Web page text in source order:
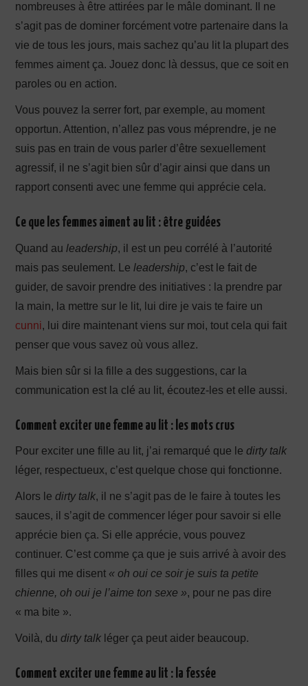
nombreuses à être attirées par le mâle dominant. Il ne
s’agit pas de dominer forcément votre partenaire dans la
vie de tous les jours, mais sachez qu’au lit la plupart des
femmes aiment ça. Jouez donc là dessus, que ce soit en
paroles ou en action.
Vous pouvez la serrer fort, par exemple, au moment
opportun. Attention, n’allez pas vous méprendre, je ne
suis pas en train de vous parler d’être sexuellement
agressif, il ne s’agit bien sûr d’agir ainsi que dans un
rapport consenti avec une femme qui apprécie cela.
Ce que les femmes aiment au lit : être guidées
Quand auleadership, il est un peu corrélé à l’autorité
mais pas seulement. Leleadership, c’est le fait de
guider, de savoir prendre des initiatives : la prendre par
la main, la mettre sur le lit, lui dire je vais te faire un
cunni, lui dire maintenant viens sur moi, tout cela qui fait
penser que vous savez où vous allez.
Mais bien sûr si la fille a des suggestions, car la
communication est la clé au lit, écoutez-les et elle aussi.
Comment exciter une femme au lit : les mots crus
Pour exciter une fille au lit, j’ai remarqué que ledirty talk
léger, respectueux, c’est quelque chose qui fonctionne.
Alors ledirty talk, il ne s’agit pas de le faire à toutes les
sauces, il s’agit de commencer léger pour savoir si elle
apprécie bien ça. Si elle apprécie, vous pouvez
continuer. C’est comme ça que je suis arrivé à avoir des
filles qui me disent « oh oui ce soir je suis ta petite
chienne, oh oui je l’aime ton sexe », pour ne pas dire
« ma bite ».
Voilà, dudirty talk léger ça peut aider beaucoup.
Comment exciter une femme au lit : la fessée